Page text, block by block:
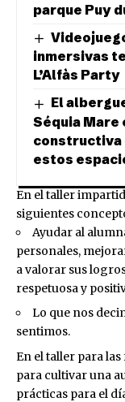
parque Puy
inmersivas
L’Alfàs Party
El
Séquia Mare
constructiva
estos
En el taller
siguientes
Ayudar al
personales,
a valorar sus
respetuosa y
Lo que nos
sentimos.
En el taller para
para cultivar una
prácticas para el